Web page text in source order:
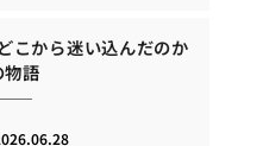
こから迷い込んだのか
語